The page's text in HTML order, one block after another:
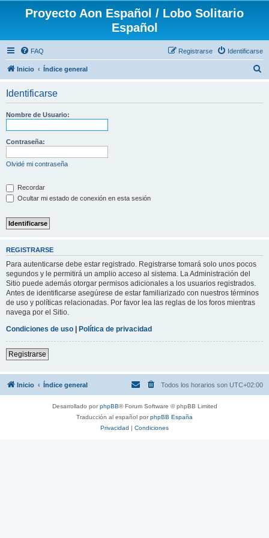
Proyecto Aon Español / Lobo Solitario
Español
FAQ Identificarse
Registrarse
Inicio Índice general
Identificarse
Nombre de Usuario:
Contraseña:
Olvidé mi contraseña
Recordar
Ocultar mi estado de conexión en esta sesión
REGISTRARSE
Para autenticarse debe estar registrado. Registrarse tomará solo unos pocos
segundos y le permitirá un amplio acceso al sistema. La Administración del
Sitio puede además otorgar permisos adicionales a los usuarios registrados.
Antes de identificarse asegúrese de estar familiarizado con nuestros términos
de uso y políticas relacionadas. Por favor lea las reglas de los foros mientras
navega por el Sitio.
Condiciones de uso | Política de privacidad
Registrarse
Inicio Índice general Todos los horarios son UTC+02:00
Desarrollado porphpBB® Forum Software © phpBB Limited
Traducción al español porphpBB España
Privacidad | Condiciones